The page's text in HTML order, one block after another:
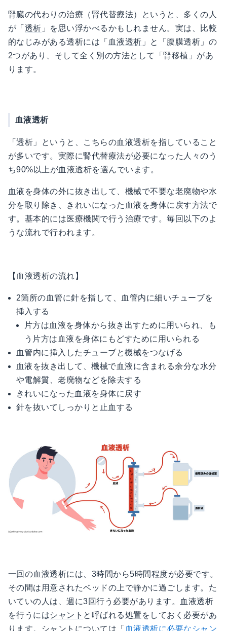
腎臓の代わりの治療（腎代替療法）というと、多くの人
が「 透析 」を思い浮かべるかもしれません。実は、比較
的なじみがある透析には「 血液透析 」と「腹膜透析」の
2つがあり、そして全く別の方法として「腎移植」があ
ります。
血液透析
「透析」というと、こちらの血液透析を指していること
が多いです。実際に腎代替療法が必要になった人々のう
ち90%以上が血液透析を選んでいます。
血液を身体の外に抜き出して、機械で不要な老廃物や水
分を取り除き、きれいになった血液を身体に戻す方法で
す。基本的には医療機関で行う治療です。毎回以下のよ
うな流れで行われます。
【血液透析の流れ】
2箇所の血管に針を指して、血管内に細いチューブを
挿入する
片方は血液を身体から抜き出すために用いられ、も
う片方は血液を身体にもどすために用いられる
血管内に挿入したチューブと機械をつなげる
血液を抜き出して、機械で血液に含まれる余分な水分
や電解質、老廃物などを除去する
きれいになった血液を身体に戻す
針を抜いてしっかりと止血する
一回の血液透析には、3時間から5時間程度が必要です。
その間は用意されたベッドの上で静かに過ごします。た
いていの人は、週に3回行う必要があります。血液透析
を行うにはシャント と呼ばれる処置をしておく必要があ
ります。シャントについては「 血液透析に必要なシャン